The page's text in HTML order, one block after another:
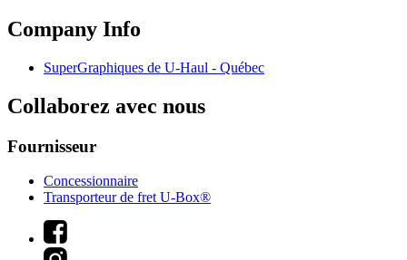
Company Info
SuperGraphiques de U-Haul - Québec
Collaborez avec nous
Fournisseur
Concessionnaire
Transporteur de fret U-Box®